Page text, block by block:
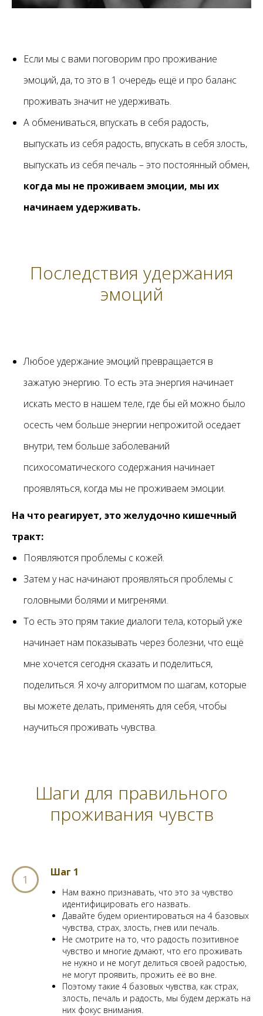
Если мы с вами поговорим про проживание
эмоций, да, то это в 1 очередь ещё и про баланс
проживать значит не удерживать.
А обмениваться, впускать в себя радость,
выпускать из себя радость, впускать в себя злость,
выпускать из себя печаль – это постоянный обмен,
когда мы не проживаем эмоции, мы их
начинаем удерживать.
Последствия удержания
эмоций
Любое удержание эмоций превращается в
зажатую энергию. То есть эта энергия начинает
искать место в нашем теле, где бы ей можно было
осесть чем больше энергии непрожитой оседает
внутри, тем больше заболеваний
психосоматического содержания начинает
проявляться, когда мы не проживаем эмоции.
На что реагирует, это желудочно кишечный
тракт:
Появляются проблемы с кожей.
Затем у нас начинают проявляться проблемы с
головными болями и мигренями.
То есть это прям такие диалоги тела, который уже
начинает нам показывать через болезни, что ещё
мне хочется сегодня сказать и поделиться,
поделиться. Я хочу алгоритмом по шагам, которые
вы можете делать, применять для себя, чтобы
научиться проживать чувства.
Шаги для правильного
проживания чувств
Шаг 1
Нам важно признавать, что это за чувство
идентифицировать его назвать.
Давайте будем ориентироваться на 4 базовых
чувства, страх, злость, гнев или печаль.
Не смотрите на то, что радость позитивное
чувство и многие думают, что его проживать
не нужно и не могут делиться своей радостью,
не могут проявить, прожить её во вне.
Поэтому такие 4 базовых чувства, как страх,
злость, печаль и радость, мы будем держать на
них фокус внимания.